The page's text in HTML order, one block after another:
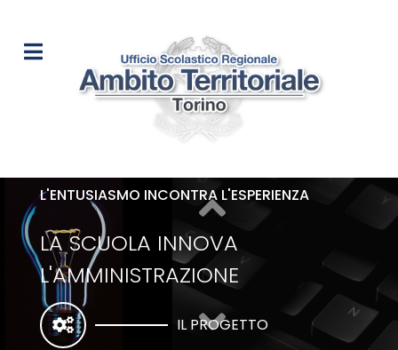
L'ENTUSIASMO INCONTRA L'ESPERIENZA
LA SCUOLA INNOVA
L'AMMINISTRAZIONE
IL PROGETTO